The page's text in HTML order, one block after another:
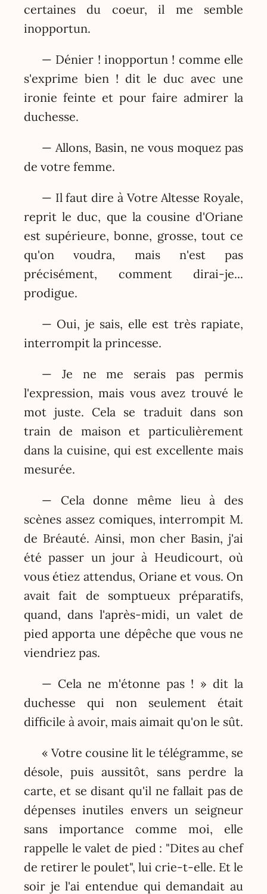
certaines du coeur, il me semble
inopportun.
— Dénier ! inopportun ! comme elle
s'exprime bien ! dit le duc avec une
ironie feinte et pour faire admirer la
duchesse.
— Allons, Basin, ne vous moquez pas
de votre femme.
— Il faut dire à Votre Altesse Royale,
reprit le duc, que la cousine d'Oriane
est supérieure, bonne, grosse, tout ce
qu'on voudra, mais n'est pas
précisément, comment dirai-je...
prodigue.
— Oui, je sais, elle est très rapiate,
interrompit la princesse.
— Je ne me serais pas permis
l'expression, mais vous avez trouvé le
mot juste. Cela se traduit dans son
train de maison et particulièrement
dans la cuisine, qui est excellente mais
mesurée.
— Cela donne même lieu à des
scènes assez comiques, interrompit M.
de Bréauté. Ainsi, mon cher Basin, j'ai
été passer un jour à Heudicourt, où
vous étiez attendus, Oriane et vous. On
avait fait de somptueux préparatifs,
quand, dans l'après-midi, un valet de
pied apporta une dépêche que vous ne
viendriez pas.
— Cela ne m'étonne pas ! » dit la
duchesse qui non seulement était
difficile à avoir, mais aimait qu'on le sût.
« Votre cousine lit le télégramme, se
désole, puis aussitôt, sans perdre la
carte, et se disant qu'il ne fallait pas de
dépenses inutiles envers un seigneur
sans importance comme moi, elle
rappelle le valet de pied : "Dites au chef
de retirer le poulet", lui crie-t-elle. Et le
soir je l'ai entendue qui demandait au